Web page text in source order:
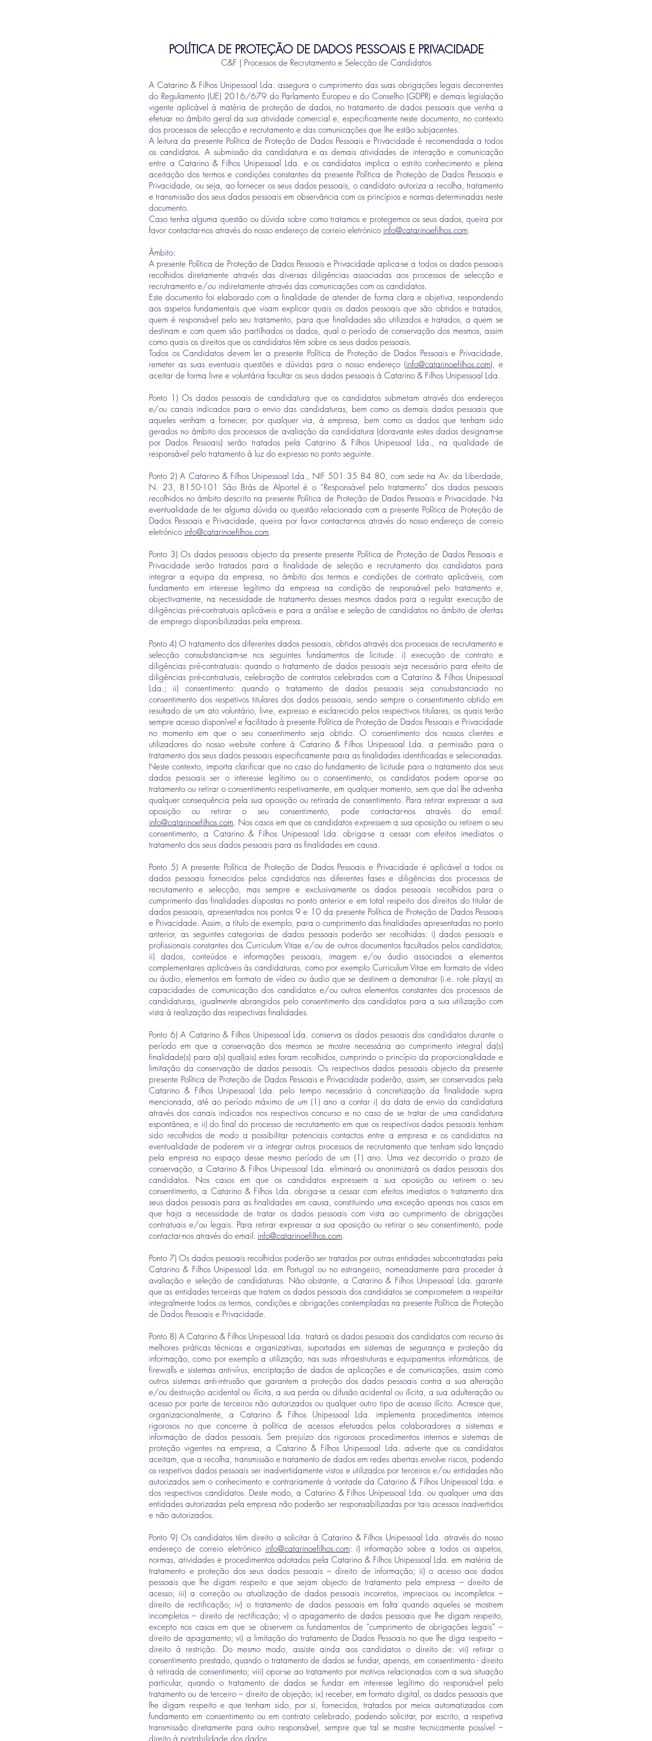
POLÍTICA DE PROTEÇÃO DE DADOS PESSOAIS E PRIVACIDADE
C&F | Processos de Recrutamento e Selecção de Candidatos
A Catarino & Filhos Unipessoal Lda. assegura o cumprimento das suas obrigações legais decorrentes
do Regulamento (UE) 2016/679 do Parlamento Europeu e do Conselho (GDPR) e demais legislação
vigente aplicável à matéria de proteção de dados, no tratamento de dados pessoais que venha a
efetuar no âmbito geral da sua atividade comercial e, especificamente neste documento, no contexto
dos processos de selecção e recrutamento e das comunicações que lhe estão subjacentes.
A leitura da presente Política de Proteção de Dados Pessoais e Privacidade é recomendada a todos
os candidatos. A submissão da candidatura e as demais atividades de interação e comunicação
entre a Catarino & Filhos Unipessoal Lda. e os candidatos implica o estrito conhecimento e plena
aceitação dos termos e condições constantes da presente Política de Proteção de Dados Pessoais e
Privacidade, ou seja, ao fornecer os seus dados pessoais, o candidato autoriza a recolha, tratamento
e transmissão dos seus dados pessoais em observância com os princípios e normas determinadas neste
documento.
Caso tenha alguma questão ou dúvida sobre como tratamos e protegemos os seus dados, queira por
favor contactar-nos através do nosso endereço de correio eletrónico info@catarinoefilhos.com.
Âmbito:
A presente Política de Proteção de Dados Pessoais e Privacidade aplica-se a todos os dados pessoais
recolhidos diretamente através das diversas diligências associadas aos processos de selecção e
recrutramento e/ou indiretamente através das comunicações com os candidatos.
Este documento foi elaborado com a finalidade de atender de forma clara e objetiva, respondendo
aos aspetos fundamentais que visam explicar quais os dados pessoais que são obtidos e tratados,
quem é responsável pelo seu tratamento, para que finalidades são utilizados e tratados, a quem se
destinam e com quem são partilhados os dados, qual o período de conservação dos mesmos, assim
como quais os direitos que os candidatos têm sobre os seus dados pessoais.
Todos os Candidatos devem ler a presente Política de Proteção de Dados Pessoais e Privacidade,
remeter as suas eventuais questões e dúvidas para o nosso endereço (info@catarinoefilhos.com), e
aceitar de forma livre e voluntária facultar os seus dados pessoais à Catarino & Filhos Unipessoal Lda.
Ponto 1) Os dados pessoais de candidatura que os candidatos submetam através dos endereços
e/ou canais indicados para o envio das candidaturas, bem como os demais dados pessoais que
aqueles venham a fornecer, por qualquer via, à empresa, bem como os dados que tenham sido
gerados no âmbito dos processos de avaliação da candidatura (doravante estes dados designam-se
por Dados Pessoais) serão tratados pela Catarino & Filhos Unipessoal Lda., na qualidade de
responsável pelo tratamento à luz do expresso no ponto seguinte.
Ponto 2) A Catarino & Filhos Unipessoal Lda., NIF 501 35 84 80, com sede na Av. da Liberdade,
N. 23, 8150-101 São Brás de Alportel é o “Responsável pelo tratamento” dos dados pessoais
recolhidos no âmbito descrito na presente Política de Proteção de Dados Pessoais e Privacidade. Na
eventualidade de ter alguma dúvida ou questão relacionada com a presente Política de Proteção de
Dados Pessoais e Privacidade, queira por favor contactar-nos através do nosso endereço de correio
eletrónico info@catarinoefilhos.com.
Ponto 3) Os dados pessoais objecto da presente presente Política de Proteção de Dados Pessoais e
Privacidade serão tratados para a finalidade de seleção e recrutamento dos candidatos para
integrar a equipa da empresa, no âmbito dos termos e condições de contrato aplicáveis, com
fundamento em interesse legítimo da empresa na condição de responsável pelo tratamento e,
objectivamente, na necessidade de tratamento desses mesmos dados para a regular execução de
diligências pré-contratuais aplicáveis e para a análise e seleção de candidatos no âmbito de ofertas
de emprego disponibilizadas pela empresa.
Ponto 4) O tratamento dos diferentes dados pessoais, obtidos através dos processos de recrutamento e
selecção consubstanciam-se nos seguintes fundamentos de licitude: i) execução de contrato e
diligências pré-contratuais: quando o tratamento de dados pessoais seja necessário para efeito de
diligências pré-contratuais, celebração de contratos celebrados com a Catarino & Filhos Unipessoal
Lda.; ii) consentimento: quando o tratamento de dados pessoais seja consubstanciado no
consentimento dos respetivos titulares dos dados pessoais, sendo sempre o consentimento obtido em
resultado de um ato voluntário, livre, expresso e esclarecido pelos respectivos titulares, os quais terão
sempre acesso disponível e facilitado à presente Política de Proteção de Dados Pessoais e Privacidade
no momento em que o seu consentimento seja obtido. O consentimento dos nossos clientes e
utilizadores do nosso website confere à Catarino & Filhos Unipessoal Lda. a permissão para o
tratamento dos seus dados pessoais especificamente para as finalidades identificadas e selecionadas.
Neste contexto, importa clarificar que no caso do fundamento de licitude para o tratamento dos seus
dados pessoais ser o interesse legítimo ou o consentimento, os candidatos podem opor-se ao
tratamento ou retirar o consentimento respetivamente, em qualquer momento, sem que daí lhe advenha
qualquer consequência pela sua oposição ou retirada de consentimento. Para retirar expressar a sua
oposição ou retirar o seu consentimento, pode contactar-nos através do email:
info@catarinoefilhos.com. Nos casos em que os candidatos expressem a sua oposição ou retirem o seu
consentimento, a Catarino & Filhos Unipessoal Lda. obriga-se a cessar com efeitos imediatos o
tratamento dos seus dados pessoais para as finalidades em causa.
Ponto 5) A presente Política de Proteção de Dados Pessoais e Privacidade é aplicável a todos os
dados pessoais fornecidos pelos candidatos nas diferentes fases e diligências dos processos de
recrutamento e selecção, mas sempre e exclusivamente os dados pessoais recolhidos para o
cumprimento das finalidades dispostas no ponto anterior e em total respeito dos direitos do titular de
dados pessoais, apresentados nos pontos 9 e 10 da presente Política de Proteção de Dados Pessoais
e Privacidade. Assim, a título de exemplo, para o cumprimento das finalidades apresentadas no ponto
anterior, as seguintes categorias de dados pessoais poderão ser recolhidas: i) dados pessoais e
profissionais constantes dos Curriculum Vitae e/ou de outros documentos facultados pelos candidatos;
ii) dados, conteúdos e informações pessoais, imagem e/ou áudio associados a elementos
complementares aplicáveis às candidaturas, como por exemplo Curriculum Vitae em formato de vídeo
ou áudio, elementos em formato de vídeo ou áudio que se destinem a demonstrar (i.e. role plays) as
capacidades de comunicação dos candidatos e/ou outros elementos constantes dos processos de
candidaturas, igualmente abrangidos pelo consentimento dos candidatos para a sua utilização com
vista à realização das respectivas finalidades.
Ponto 6) A Catarino & Filhos Unipessoal Lda. conserva os dados pessoais dos candidatos durante o
período em que a conservação dos mesmos se mostre necessária ao cumprimento integral da(s)
finalidade(s) para a(s) qual(ais) estes foram recolhidos, cumprindo o princípio da proporcionalidade e
limitação da conservação de dados pessoais. Os respectivos dados pessoais objecto da presente
presente Política de Proteção de Dados Pessoais e Privacidade poderão, assim, ser conservados pela
Catarino & Filhos Unipessoal Lda. pelo tempo necessário à concretização da finalidade supra
mencionada, até ao período máximo de um (1) ano a contar i) da data de envio da candidatura
através dos canais indicados nos respectivos concurso e no caso de se tratar de uma candidatura
espontânea; e ii) do final do processo de recrutamento em que os respectivos dados pessoais tenham
sido recolhidos de modo a possibilitar potenciais contactos entre a empresa e os candidatos na
eventualidade de poderem vir a integrar outros processos de recrutamento que tenham sido lançado
pela empresa no espaço desse mesmo período de um (1) ano. Uma vez decorrido o prazo de
conservação, a Catarino & Filhos Unipessoal Lda. eliminará ou anonimizará os dados pessoais dos
candidatos. Nos casos em que os candidatos expressem a sua oposição ou retirem o seu
consentimento, a Catarino & Filhos Lda. obriga-se a cessar com efeitos imediatos o tratamento dos
seus dados pessoais para as finalidades em causa, constituindo uma exceção apenas nos casos em
que haja a necessidade de tratar os dados pessoais com vista ao cumprimento de obrigações
contratuais e/ou legais. Para retirar expressar a sua oposição ou retirar o seu consentimento, pode
contactar-nos através do email: info@catarinoefilhos.com.
Ponto 7) Os dados pessoais recolhidos poderão ser tratados por outras entidades subcontratadas pela
Catarino & Filhos Unipessoal Lda. em Portugal ou no estrangeiro, nomeadamente para proceder à
avaliação e seleção de candidaturas. Não obstante, a Catarino & Filhos Unipessoal Lda. garante
que as entidades terceiras que tratem os dados pessoais dos candidatos se comprometem a respeitar
integralmente todos os termos, condições e obrigações contempladas na presente Política de Proteção
de Dados Pessoais e Privacidade.
Ponto 8) A Catarino & Filhos Unipessoal Lda. tratará os dados pessoais dos candidatos com recurso às
melhores práticas técnicas e organizativas, suportadas em sistemas de segurança e proteção da
informação, como por exemplo a utilização, nas suas infraestruturas e equipamentos informáticos, de
firewalls e sistemas anti-vírus, encriptação de dados de aplicações e de comunicações, assim como
outros sistemas anti-intrusão que garantem a proteção dos dados pessoais contra a sua alteração
e/ou destruição acidental ou ilícita, a sua perda ou difusão acidental ou ilícita, a sua adulteração ou
acesso por parte de terceiros não autorizados ou qualquer outro tipo de acesso ilícito. Acresce que,
organizacionalmente, a Catarino & Filhos Unipessoal Lda. implementa procedimentos internos
rigorosos no que concerne à política de acessos efetuados pelos colaboradores a sistemas e
informação de dados pessoais. Sem prejuízo dos rigorosos procedimentos internos e sistemas de
proteção vigentes na empresa, a Catarino & Filhos Unipessoal Lda. adverte que os candidatos
aceitam, que a recolha, transmissão e tratamento de dados em redes abertas envolve riscos, podendo
os respetivos dados pessoais ser inadvertidamente vistos e utilizados por terceiros e/ou entidades não
autorizados sem o conhecimento e contrariamente à vontade da Catarino & Filhos Unipessoal Lda. e
dos respectivos candidatos. Deste modo, a Catarino & Filhos Unipessoal Lda. ou qualquer uma das
entidades autorizadas pela empresa não poderão ser responsabilizadas por tais acessos inadvertidos
e não autorizados.
Ponto 9) Os candidatos têm direito a solicitar à Catarino & Filhos Unipessoal Lda. através do nosso
endereço de correio eletrónico info@catarinoefilhos.com: i) informação sobre a todos os aspetos,
normas, atividades e procedimentos adotados pela Catarino & Filhos Unipessoal Lda. em matéria de
tratamento e proteção dos seus dados pessoais – direito de informação; ii) o acesso aos dados
pessoais que lhe digam respeito e que sejam objecto de tratamento pela empresa – direito de
acesso; iii) a correção ou atualização de dados pessoais incorretos, imprecisos ou incompletos –
direito de rectificação; iv) o tratamento de dados pessoais em falta quando aqueles se mostrem
incompletos – direito de rectificação; v) o apagamento de dados pessoais que lhe digam respeito,
excepto nos casos em que se observem os fundamentos de “cumprimento de obrigações legais” –
direito de apagamento; vi) a limitação do tratamento de Dados Pessoais no que lhe diga respeito –
direito à restrição. Do mesmo modo, assiste ainda aos candidatos o direito de: vii) retirar o
consentimento prestado, quando o tratamento de dados se fundar, apenas, em consentimento - direito
à retirada de consentimento; viii) opor-se ao tratamento por motivos relacionados com a sua situação
particular, quando o tratamento de dados se fundar em interesse legítimo do responsável pelo
tratamento ou de terceiro – direito de objeção; ix) receber, em formato digital, os dados pessoais que
lhe digam respeito e que tenham sido, por si, fornecidos, tratados por meios automatizados com
fundamento em consentimento ou em contrato celebrado, podendo solicitar, por escrito, a respetiva
transmissão diretamente para outro responsável, sempre que tal se mostre tecnicamente possível –
direito à portabilidade dos dados.